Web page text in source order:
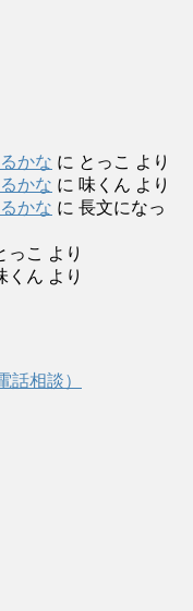
かな に とっこ より
かな に 味くん より
かな に 長文になっ
っこ より
くん より
話相談）